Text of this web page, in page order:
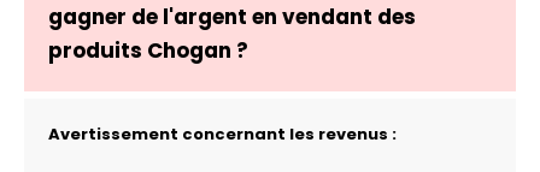
gagner de l'argent en vendant des
produits Chogan ?
Avertissement concernant les revenus :